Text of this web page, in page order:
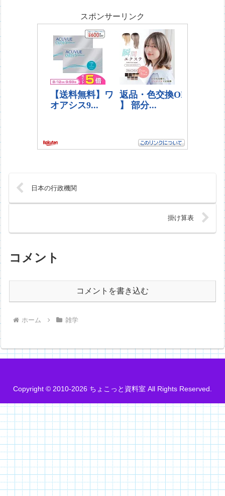
スポンサーリンク
日本の行政機関
掛け算表
コメント
コメントを書き込む
ホーム 雑学
Copyright © 2010-2026 ちょこっと資料室 All Rights Reserved.